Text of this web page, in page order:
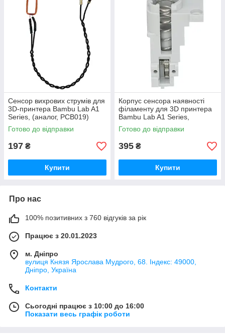
Сенсор вихрових струмів для
3D-принтера Bambu Lab A1
Series, (аналог, PCB019)
Готово до відправки
197 ₴
Купити
Корпус cенсора наявності
філаменту для 3D принтера
Bambu Lab A1 Series,
(оригінал, FAC055)
Готово до відправки
395 ₴
Купити
Про нас
100% позитивних з 760 відгуків за рік
Працює з 20.01.2023
м. Дніпро
вулиця Князя Ярослава Мудрого, 68. Індекс: 49000,
Дніпро, Україна
Контакти
Сьогодні працює з 10:00 до 16:00
Показати весь графік роботи